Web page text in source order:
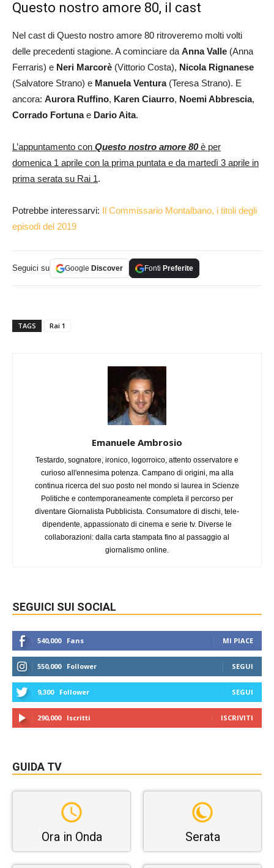
Questo nostro amore 80, il cast
Nel cast di Questo nostro amore 80 ritroveremo molti volti
delle precedenti stagione. A cominciare da Anna Valle (Anna
Ferraris) e Neri Marcorè (Vittorio Costa), Nicola Rignanese
(Salvatore Strano) e Manuela Ventura(Teresa Strano). E
ancora: Aurora Ruffino, Karen Ciaurro, Noemi Abbrescia,
Corrado Fortunae Dario Aita.
L’appuntamento con Questo nostro amore 80è per
domenica 1 aprile con la prima puntata e da martedì 3 aprile in
prima serata su Rai 1.
Potrebbe interessarvi: Il Commissario Montalbano, i titoli degli
episodi del 2019
Seguici su Google Discover Fonti Preferite
TAGS Rai 1
Emanuele Ambrosio
Testardo, sognatore, ironico, logorroico, attento osservatore e
curioso all'ennesima potenza. Campano di origini, ma alla
continua ricerca del suo posto nel mondo si laurea in Scienze
Politiche e contemporaneamente completa il percorso per
diventare Giornalista Pubblicista. Consumatore di dischi, tele-
dipendente, appassionato di cinema e serie tv. Diverse le
collaborazioni: dalla carta stampata fino al passaggio al
giornalismo online.
SEGUICI SUI SOCIAL
540,000 Fans MI PIACE
550,000 Follower SEGUI
9,300 Follower SEGUI
290,000 Iscritti ISCRIVITI
GUIDA TV
Ora in Onda Serata